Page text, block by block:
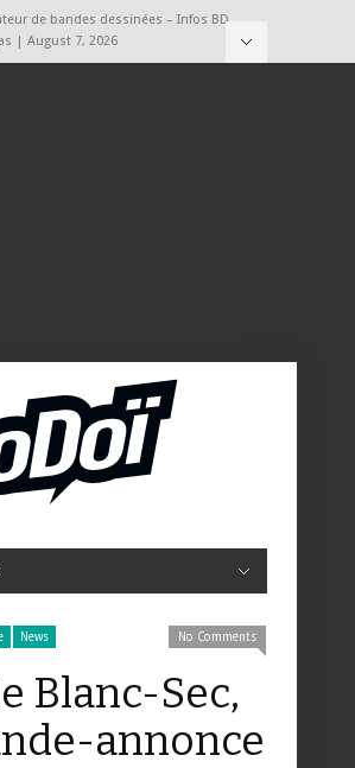
de bandes dessinées – Infos BD,
| August 7, 2026
News No Comments
Blanc-Sec,
annonce